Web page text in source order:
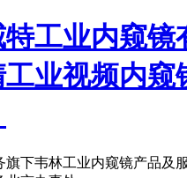
工业内窥
业视频内
旗下韦林工业内窥镜产品及